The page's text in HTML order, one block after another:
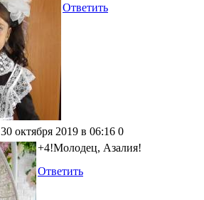
Ответить
30 октября 2019 в 06:16 0
+4!Молодец, Азалия!
Ответить